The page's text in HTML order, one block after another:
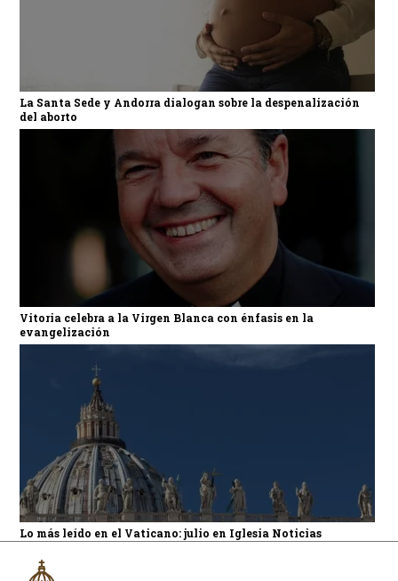
La Santa Sede y Andorra dialogan sobre la despenalización
del aborto
Vitoria celebra a la Virgen Blanca con énfasis en la
evangelización
Lo más leído en el Vaticano: julio en Iglesia Noticias